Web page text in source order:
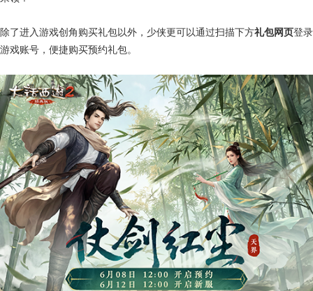
除了进入游戏创角购买礼包以外，少侠更可以通过扫描下方礼包网页登录
游戏账号，便捷购买预约礼包。